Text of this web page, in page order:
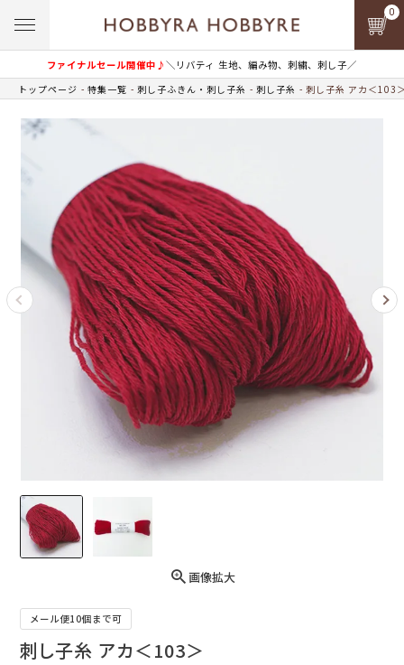
ファイナルセール開催中♪＼リバティ 生地、編み物、刺繍、刺し子／
0
トップページ 特集一覧 刺し子ふきん・刺し子糸 刺し子糸 刺し子糸 アカ＜103
画像拡大
メール便10個まで可
刺し子糸 アカ＜103＞